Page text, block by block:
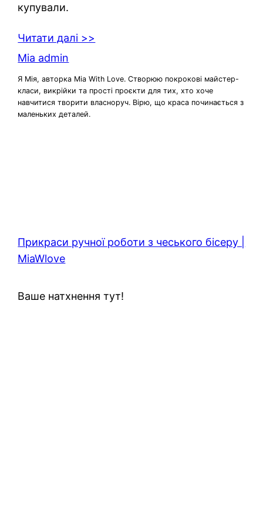
купували.
Читати далі >>
Mia admin
Я Мія, авторка Mia With Love. Створюю покрокові майстер-
класи, викрійки та прості проєкти для тих, хто хоче
навчитися творити власноруч. Вірю, що краса починається з
маленьких деталей.
Прикраси ручної роботи з чеського бісеру |
MiaWlove
Ваше натхнення тут!